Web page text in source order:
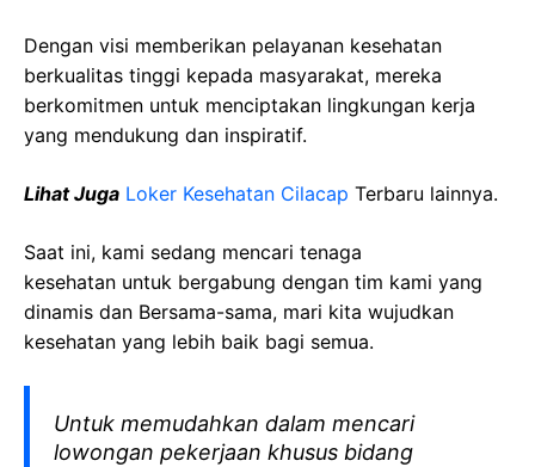
Dengan visi memberikan pelayanan kesehatan
berkualitas tinggi kepada masyarakat, mereka
berkomitmen untuk menciptakan lingkungan kerja
yang mendukung dan inspiratif.
Lihat Juga Loker Kesehatan Cilacap Terbaru lainnya.
Saat ini, kami sedang mencari tenaga
kesehatan untuk bergabung dengan tim kami yang
dinamis dan Bersama-sama, mari kita wujudkan
kesehatan yang lebih baik bagi semua.
Untuk memudahkan dalam mencari
lowongan pekerjaan khusus bidang